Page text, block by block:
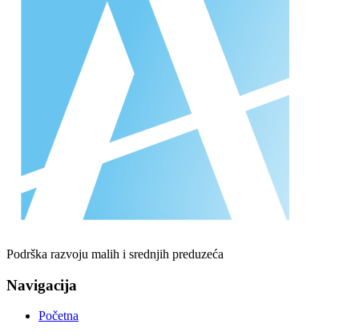
Podrška razvoju malih i srednjih preduzeća
Navigacija
Početna